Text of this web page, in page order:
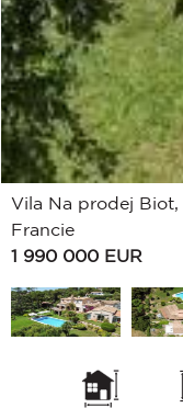
Vila Na prodej Biot,
Francie
1 990 000 EUR